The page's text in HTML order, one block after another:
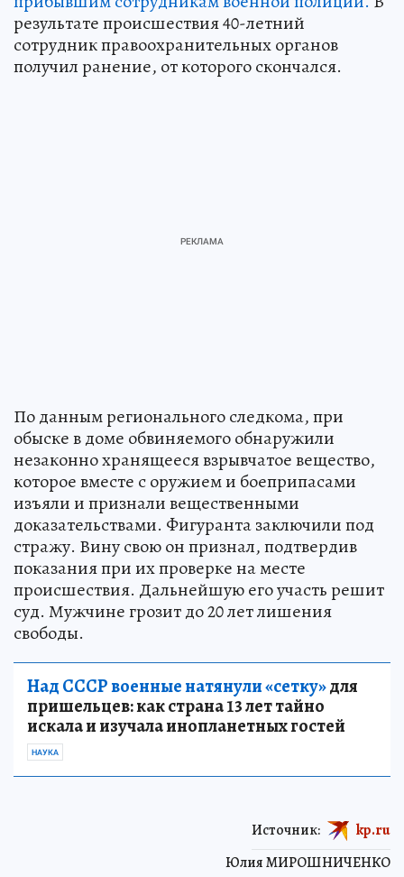
результате происшествия 40-летний
сотрудник правоохранительных органов
получил ранение, от которого скончался.
По данным регионального следкома, при
обыске в доме обвиняемого обнаружили
незаконно хранящееся взрывчатое вещество,
которое вместе с оружием и боеприпасами
изъяли и признали вещественными
доказательствами. Фигуранта заключили под
стражу. Вину свою он признал, подтвердив
показания при их проверке на месте
происшествия. Дальнейшую его участь решит
суд. Мужчине грозит до 20 лет лишения
свободы.
Над СССР военные натянули «сетку»для
пришельцев: как страна 13 лет тайно
искала и изучала инопланетных гостей
НАУКА
Юлия МИРОШНИЧЕНКО
Источник: kp.ru